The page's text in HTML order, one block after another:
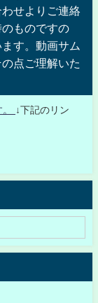
せよりご連絡
ものですの
す。動画サム
点ご理解いた
↓下記のリン